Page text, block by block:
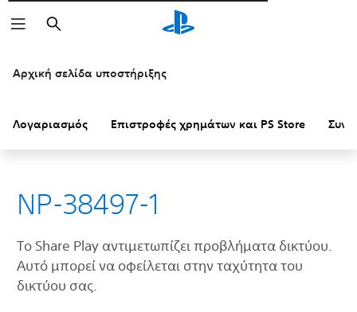
Αναζήτηση
Αρχική σελίδα υποστήριξης
Λογαριασμός Επιστροφές χρημάτων και PS Store
NP-38497-1
Το Share Play αντιμετωπίζει προβλήματα δικτύου.
Αυτό μπορεί να οφείλεται στην ταχύτητα του
δικτύου σας.